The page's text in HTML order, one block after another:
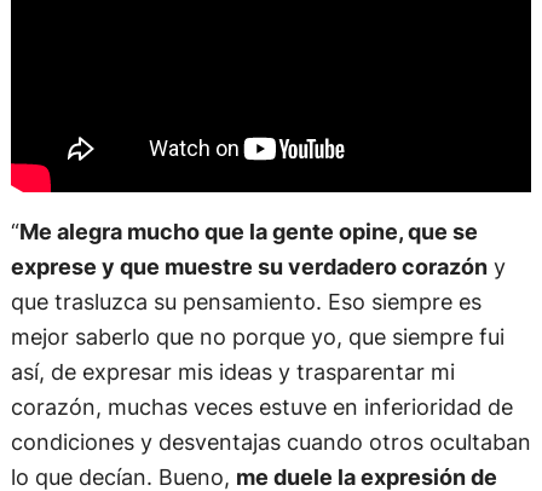
“Me alegra mucho que la gente opine, que se
exprese y que muestre su verdadero corazóny
que trasluzca su pensamiento. Eso siempre es
mejor saberlo que no porque yo, que siempre fui
así, de expresar mis ideas y trasparentar mi
corazón, muchas veces estuve en inferioridad de
condiciones y desventajas cuando otros ocultaban
lo que decían. Bueno, me duele la expresión de